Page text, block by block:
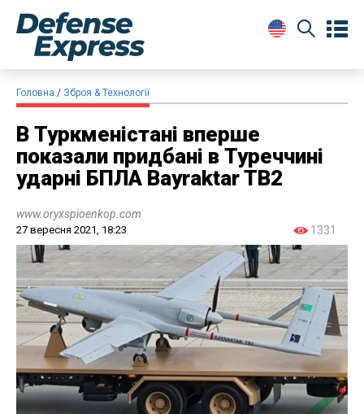
Головна Зброя & Технології
В Туркменістані вперше
показали придбані в Туреччині
ударні БПЛА Bayraktar TB2
www.oryxspioenkop.com
27 вересня 2021, 18:23 1331